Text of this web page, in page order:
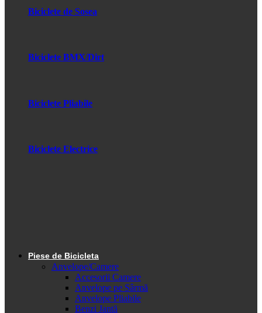
Biciclete de Sosea
Biciclete BMX/Dirt
Biciclete Pliabile
Biciclete Electrice
Piese de Bicicleta
Anvelope/Camere
Accesorii Camere
Anvelope pe Sârmă
Anvelope Pliabile
Benzi Jantă